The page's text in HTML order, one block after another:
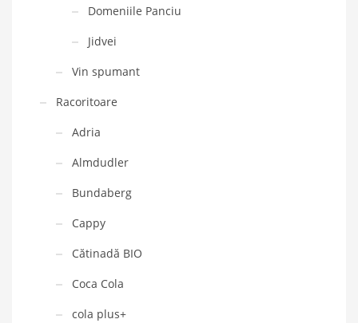
Domeniile Panciu
Jidvei
Vin spumant
Racoritoare
Adria
Almdudler
Bundaberg
Cappy
Cătinadă BIO
Coca Cola
cola plus+